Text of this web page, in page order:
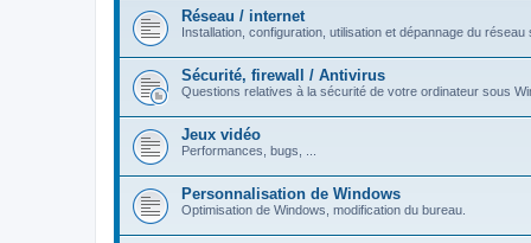
Réseau / internet
Installation, configuration, utilisation et dépannage du réseau
Sécurité, firewall / Antivirus
Questions relatives à la sécurité de votre ordinateur sous
Jeux vidéo
Performances, bugs, ...
Personnalisation de Windows
Optimisation de Windows, modification du bureau.